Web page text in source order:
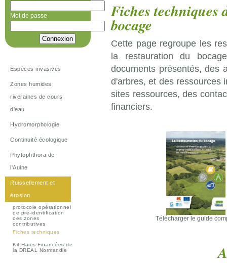
Mot de passe
Espèces invasives
Zones humides
riveraines de cours
d'eau
Hydromorphologie
Continuité écologique
Phytophthora de
l'Aulne
Ruissellement et
érosion
protocole opérationnel
de pré-identification
des zones
contributives
Fiches techniques
Kit Haies Financées de
la DREAL Normandie
Fiches techniques
bocage
Cette page regroupe les
la restauration du
documents présentés, des
d'arbres, et des ressources
sites ressources, des
financiers.
Télécharger le guide